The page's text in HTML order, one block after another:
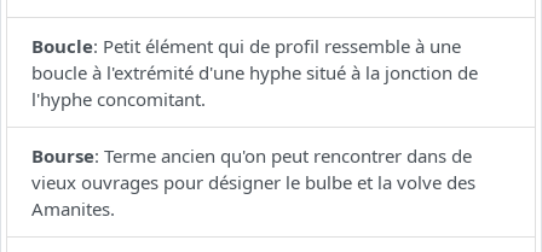
Boucle: Petit élément qui de profil ressemble à une
boucle à l'extrémité d'une hyphe situé à la jonction de
l'hyphe concomitant.
Bourse: Terme ancien qu'on peut rencontrer dans de
vieux ouvrages pour désigner le bulbe et la volve des
Amanites.